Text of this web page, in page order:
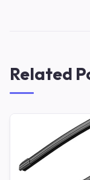
Related